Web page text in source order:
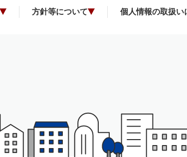
方針等について 個人情報の取扱い